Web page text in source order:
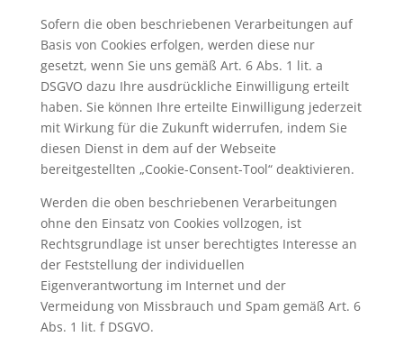
Sofern die oben beschriebenen Verarbeitungen auf
Basis von Cookies erfolgen, werden diese nur
gesetzt, wenn Sie uns gemäß Art. 6 Abs. 1 lit. a
DSGVO dazu Ihre ausdrückliche Einwilligung erteilt
haben. Sie können Ihre erteilte Einwilligung jederzeit
mit Wirkung für die Zukunft widerrufen, indem Sie
diesen Dienst in dem auf der Webseite
bereitgestellten „Cookie-Consent-Tool“ deaktivieren.
Werden die oben beschriebenen Verarbeitungen
ohne den Einsatz von Cookies vollzogen, ist
Rechtsgrundlage ist unser berechtigtes Interesse an
der Feststellung der individuellen
Eigenverantwortung im Internet und der
Vermeidung von Missbrauch und Spam gemäß Art. 6
Abs. 1 lit. f DSGVO.